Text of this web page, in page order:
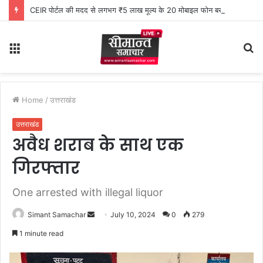
CEIR पोर्टल की मदद से लगभग ₹5 लाख मूल्य के 20 मोबाइल फोन बरामद
Home / उत्तराखंड
उत्तराखंड
अवैध शराब के साथ एक
गिरफ्तार
One arrested with illegal liquor
Simant Samachar July 10, 2024 0 279
1 minute read